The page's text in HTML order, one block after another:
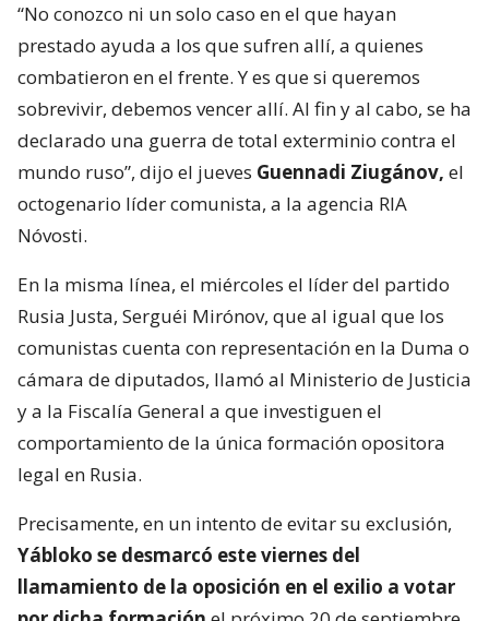
“No conozco ni un solo caso en el que hayan
prestado ayuda a los que sufren allí, a quienes
combatieron en el frente. Y es que si queremos
sobrevivir, debemos vencer allí. Al fin y al cabo, se ha
declarado una guerra de total exterminio contra el
mundo ruso”, dijo el jueves Guennadi Ziugánov, el
octogenario líder comunista, a la agencia RIA
Nóvosti.
En la misma línea, el miércoles el líder del partido
Rusia Justa, Serguéi Mirónov, que al igual que los
comunistas cuenta con representación en la Duma o
cámara de diputados, llamó al Ministerio de Justicia
y a la Fiscalía General a que investiguen el
comportamiento de la única formación opositora
legal en Rusia.
Precisamente, en un intento de evitar su exclusión,
Yábloko se desmarcó este viernes del
llamamiento de la oposición en el exilio a votar